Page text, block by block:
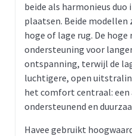
beide als harmonieus
plaatsen. Beide
hoge of lage rug. De
ondersteuning voor
ontspanning, terwijl de
luchtigere, open
het comfort centraal: een
ondersteunend en
Havee gebruikt